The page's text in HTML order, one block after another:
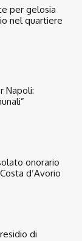
per gelosia
nel quartiere
Napoli:
onorario
d’Avorio
di